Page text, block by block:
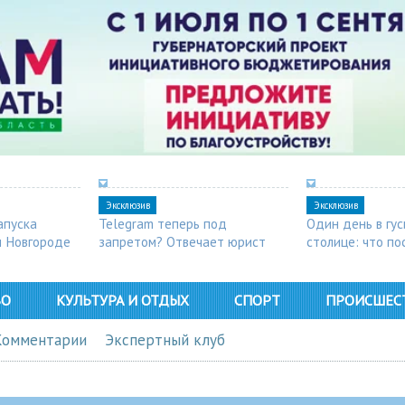
Эксклюзив
Telegram теперь под
запретом? Отвечает юрист
Эксклюзив
Один день в
столице: что
КУЛЬТУРА И ОТДЫХ СПОРТ
Экспертный клуб